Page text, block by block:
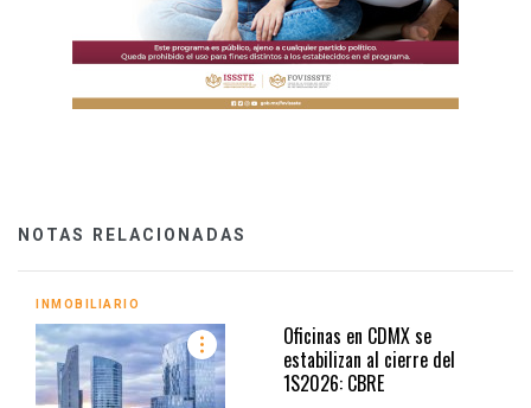
NOTAS RELACIONADAS
INMOBILIARIO
Oficinas en CDMX se
estabilizan al cierre del
1S2026: CBRE